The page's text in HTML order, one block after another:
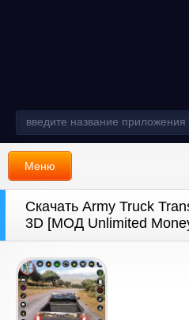
Меню
Скачать Army Truck
3D [МОД Unlimited